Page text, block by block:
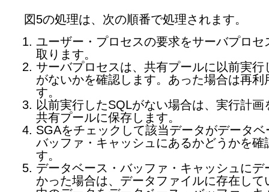
図5の処理は、次の順番で処理されます。
ユーザー・プロセスの要求をサーバプロセ
取ります。
サーバプロセスは、共有プールに以前実行
がないかを確認します。あった場合は再利
す。
以前実行したSQLがない場合は、実行計画
共有プールに保存します。
SGAをチェックして該当データがデータベ
バッファ・キャッシュにあるかどうかを確
す。
データベース・バッファ・キャッシュにデ
かった場合は、データファイルに存在して